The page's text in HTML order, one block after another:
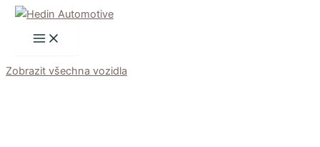
Přeskočit
obsah
Zobrazit všechna vozidla